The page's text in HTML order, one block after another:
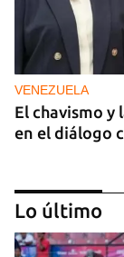
VENEZUELA
El chavismo y
en el diálogo
Lo último